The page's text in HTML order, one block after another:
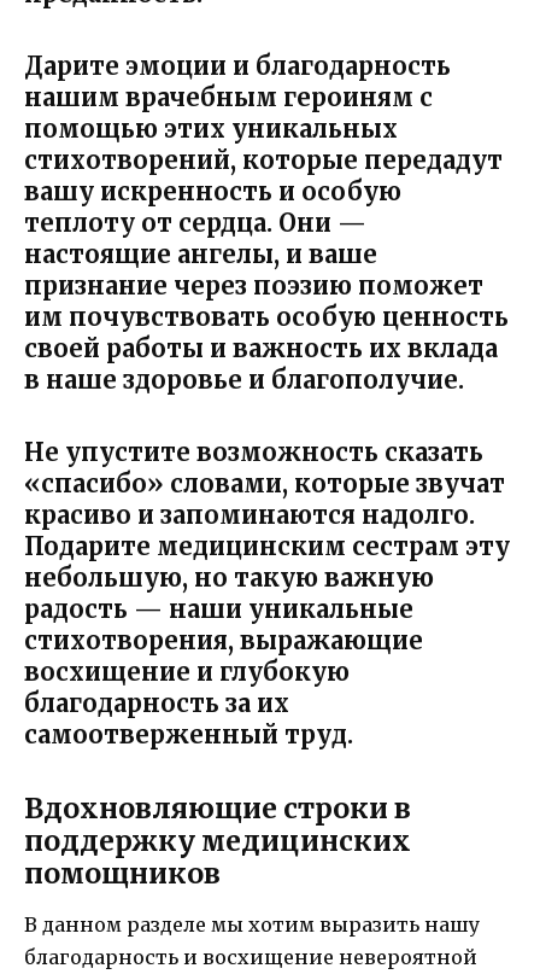
Дарите эмоции и благодарность
нашим врачебным героиням с
помощью этих уникальных
стихотворений, которые передадут
вашу искренность и особую
теплоту от сердца. Они —
настоящие ангелы, и ваше
признание через поэзию поможет
им почувствовать особую ценность
своей работы и важность их вклада
в наше здоровье и благополучие.
Не упустите возможность сказать
«спасибо» словами, которые звучат
красиво и запоминаются надолго.
Подарите медицинским сестрам эту
небольшую, но такую важную
радость — наши уникальные
стихотворения, выражающие
восхищение и глубокую
благодарность за их
самоотверженный труд.
Вдохновляющие строки в
поддержку медицинских
помощников
В данном разделе мы хотим выразить нашу
благодарность и восхищение невероятной